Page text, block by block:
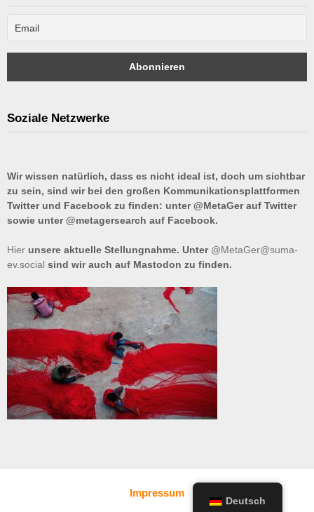
Soziale Netzwerke
Wir wissen natürlich, dass es nicht ideal ist, doch um sichtbar
zu sein, sind wir bei den großen Kommunikationsplattformen
Twitter und Facebook zu finden: unter @MetaGer auf Twitter
sowie unter @metagersearch auf Facebook.
Hier unsere aktuelle Stellungnahme. Unter @MetaGer@suma-
ev.social sind wir auch auf Mastodon zu finden.
Impressum
Deutsch